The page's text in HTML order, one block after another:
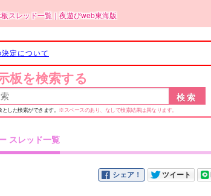
スレッド一覧｜夜遊びweb東海版
定について
板を検索する
した検索ができます。 ※スペースのあり、なしで検索結果は異なります。
スレッド一覧
シェア！ ツイート